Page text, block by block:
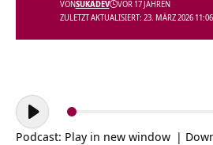
ZULETZT AKTUALISIERT: 23. MÄRZ 2026 11:06
VONSUKADEV VOR 17 JAHREN
Audio-
Player
Podcast: Play in new window |